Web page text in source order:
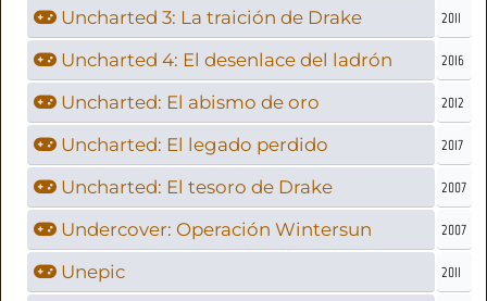
Uncharted 3: La traición de Drake 2011
Uncharted 4: El desenlace del ladrón 2016
Uncharted: El abismo de oro 2012
Uncharted: El legado perdido 2017
Uncharted: El tesoro de Drake 2007
Undercover: Operación Wintersun 2007
Unepic 2011